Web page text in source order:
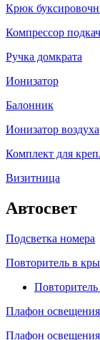
Крюк
Компрессор
Ручка домкрата
Ионизатор
Балонник
Ионизатор воздуха
Комплект для
Визитница
Автосвет
Подсветка номера
Повторитель в
Плафон освещения
Плафон